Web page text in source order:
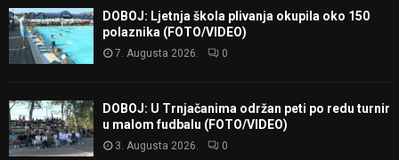
DOBOJ: Ljetnja škola plivanja okupila oko 150
polaznika (FOTO/VIDEO)
7. Augusta 2026. 0
DOBOJ: U Trnjačanima održan peti po redu turnir
u malom fudbalu (FOTO/VIDEO)
3. Augusta 2026. 0